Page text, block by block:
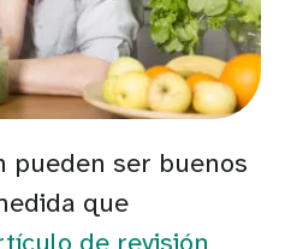
pueden ser buenos
que